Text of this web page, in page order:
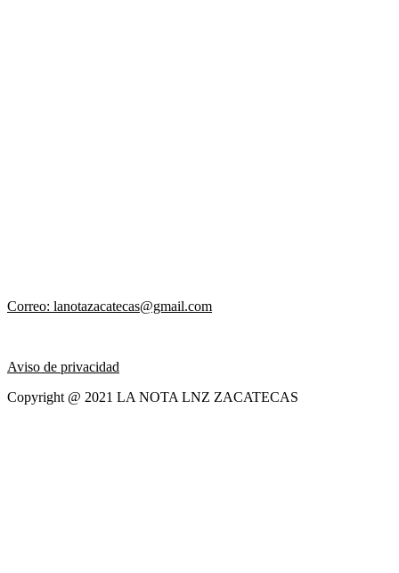
Correo: lanotazacatecas@gmail.com
Aviso de privacidad
Copyright @ 2021 LA NOTA LNZ ZACATECAS